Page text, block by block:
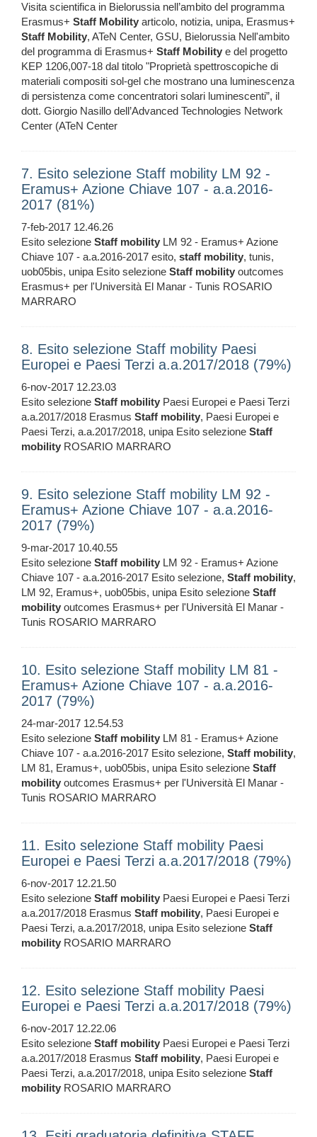
Visita scientifica in Bielorussia nell’ambito del programma
Erasmus+ Staff Mobility articolo, notizia, unipa, Erasmus+
Staff Mobility, ATeN Center, GSU, Bielorussia Nell'ambito
del programma di Erasmus+ Staff Mobility e del progetto
KEP 1206,007-18 dal titolo "Proprietà spettroscopiche di
materiali compositi sol-gel che mostrano una luminescenza
di persistenza come concentratori solari luminescenti”, il
dott. Giorgio Nasillo dell’Advanced Technologies Network
Center (ATeN Center
7. Esito selezione Staff mobility LM 92 -
Eramus+ Azione Chiave 107 - a.a.2016-
2017 (81%)
7-feb-2017 12.46.26
Esito selezione Staff mobility LM 92 - Eramus+ Azione
Chiave 107 - a.a.2016-2017 esito, staff mobility, tunis,
uob05bis, unipa Esito selezione Staff mobility outcomes
Erasmus+ per l'Università El Manar - Tunis ROSARIO
MARRARO
8. Esito selezione Staff mobility Paesi
Europei e Paesi Terzi a.a.2017/2018 (79%)
6-nov-2017 12.23.03
Esito selezione Staff mobility Paesi Europei e Paesi Terzi
a.a.2017/2018 Erasmus Staff mobility, Paesi Europei e
Paesi Terzi, a.a.2017/2018, unipa Esito selezione Staff
mobility ROSARIO MARRARO
9. Esito selezione Staff mobility LM 92 -
Eramus+ Azione Chiave 107 - a.a.2016-
2017 (79%)
9-mar-2017 10.40.55
Esito selezione Staff mobility LM 92 - Eramus+ Azione
Chiave 107 - a.a.2016-2017 Esito selezione, Staff mobility,
LM 92, Eramus+, uob05bis, unipa Esito selezione Staff
mobility outcomes Erasmus+ per l'Università El Manar -
Tunis ROSARIO MARRARO
10. Esito selezione Staff mobility LM 81 -
Eramus+ Azione Chiave 107 - a.a.2016-
2017 (79%)
24-mar-2017 12.54.53
Esito selezione Staff mobility LM 81 - Eramus+ Azione
Chiave 107 - a.a.2016-2017 Esito selezione, Staff mobility,
LM 81, Eramus+, uob05bis, unipa Esito selezione Staff
mobility outcomes Erasmus+ per l'Università El Manar -
Tunis ROSARIO MARRARO
11. Esito selezione Staff mobility Paesi
Europei e Paesi Terzi a.a.2017/2018 (79%)
6-nov-2017 12.21.50
Esito selezione Staff mobility Paesi Europei e Paesi Terzi
a.a.2017/2018 Erasmus Staff mobility, Paesi Europei e
Paesi Terzi, a.a.2017/2018, unipa Esito selezione Staff
mobility ROSARIO MARRARO
12. Esito selezione Staff mobility Paesi
Europei e Paesi Terzi a.a.2017/2018 (79%)
6-nov-2017 12.22.06
Esito selezione Staff mobility Paesi Europei e Paesi Terzi
a.a.2017/2018 Erasmus Staff mobility, Paesi Europei e
Paesi Terzi, a.a.2017/2018, unipa Esito selezione Staff
mobility ROSARIO MARRARO